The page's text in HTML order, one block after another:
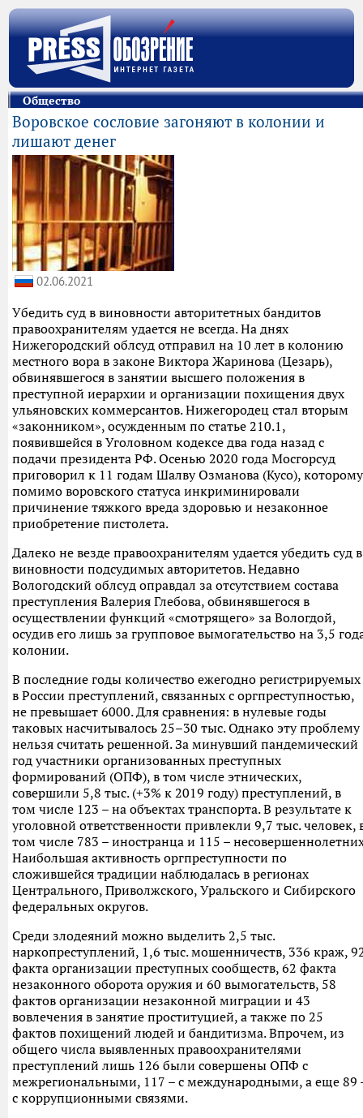
Общество
Воровское сословие загоняют в колонии и
лишают денег
02.06.2021
Убедить суд в виновности авторитетных бандитов
правоохранителям удается не всегда. На днях
Нижегородский облсуд отправил на 10 лет в колонию
местного вора в законе Виктора Жаринова (Цезарь),
обвинявшегося в занятии высшего положения в
преступной иерархии и организации похищения двух
ульяновских коммерсантов. Нижегородец стал вторым
«законником», осужденным по статье 210.1,
появившейся в Уголовном кодексе два года назад с
подачи президента РФ. Осенью 2020 года Мосгорсуд
приговорил к 11 годам Шалву Озманова (Кусо), которому
помимо воровского статуса инкриминировали
причинение тяжкого вреда здоровью и незаконное
приобретение пистолета.
Далеко не везде правоохранителям удается убедить суд в
виновности подсудимых авторитетов. Недавно
Вологодский облсуд оправдал за отсутствием состава
преступления Валерия Глебова, обвинявшегося в
осуществлении функций «смотрящего» за Вологдой,
осудив его лишь за групповое вымогательство на 3,5
колонии.
В последние годы количество ежегодно регистрируемых
в России преступлений, связанных с оргпреступностью,
не превышает 6000. Для сравнения: в нулевые годы
таковых насчитывалось 25–30 тыс. Однако эту проблему
нельзя считать решенной. За минувший пандемический
год участники организованных преступных
формирований (ОПФ), в том числе этнических,
совершили 5,8 тыс. (+3% к 2019 году) преступлений, в
том числе 123 – на объектах транспорта. В результате к
уголовной ответственности привлекли 9,7 тыс. человек,
том числе 783 – иностранца и 115 –
Наибольшая активность оргпреступности по
сложившейся традиции наблюдалась в регионах
Центрального, Приволжского, Уральского и Сибирского
федеральных округов.
Среди злодеяний можно выделить 2,5 тыс.
наркопреступлений, 1,6 тыс. мошенничеств, 336 краж,
факта организации преступных сообществ, 62 факта
незаконного оборота оружия и 60 вымогательств, 58
фактов организации незаконной миграции и 43
вовлечения в занятие проституцией, а также по 25
фактов похищений людей и бандитизма. Впрочем, из
общего числа выявленных правоохранителями
преступлений лишь 126 были совершены ОПФ с
межрегиональными, 117 – с международными, а еще 89
с коррупционными связями.